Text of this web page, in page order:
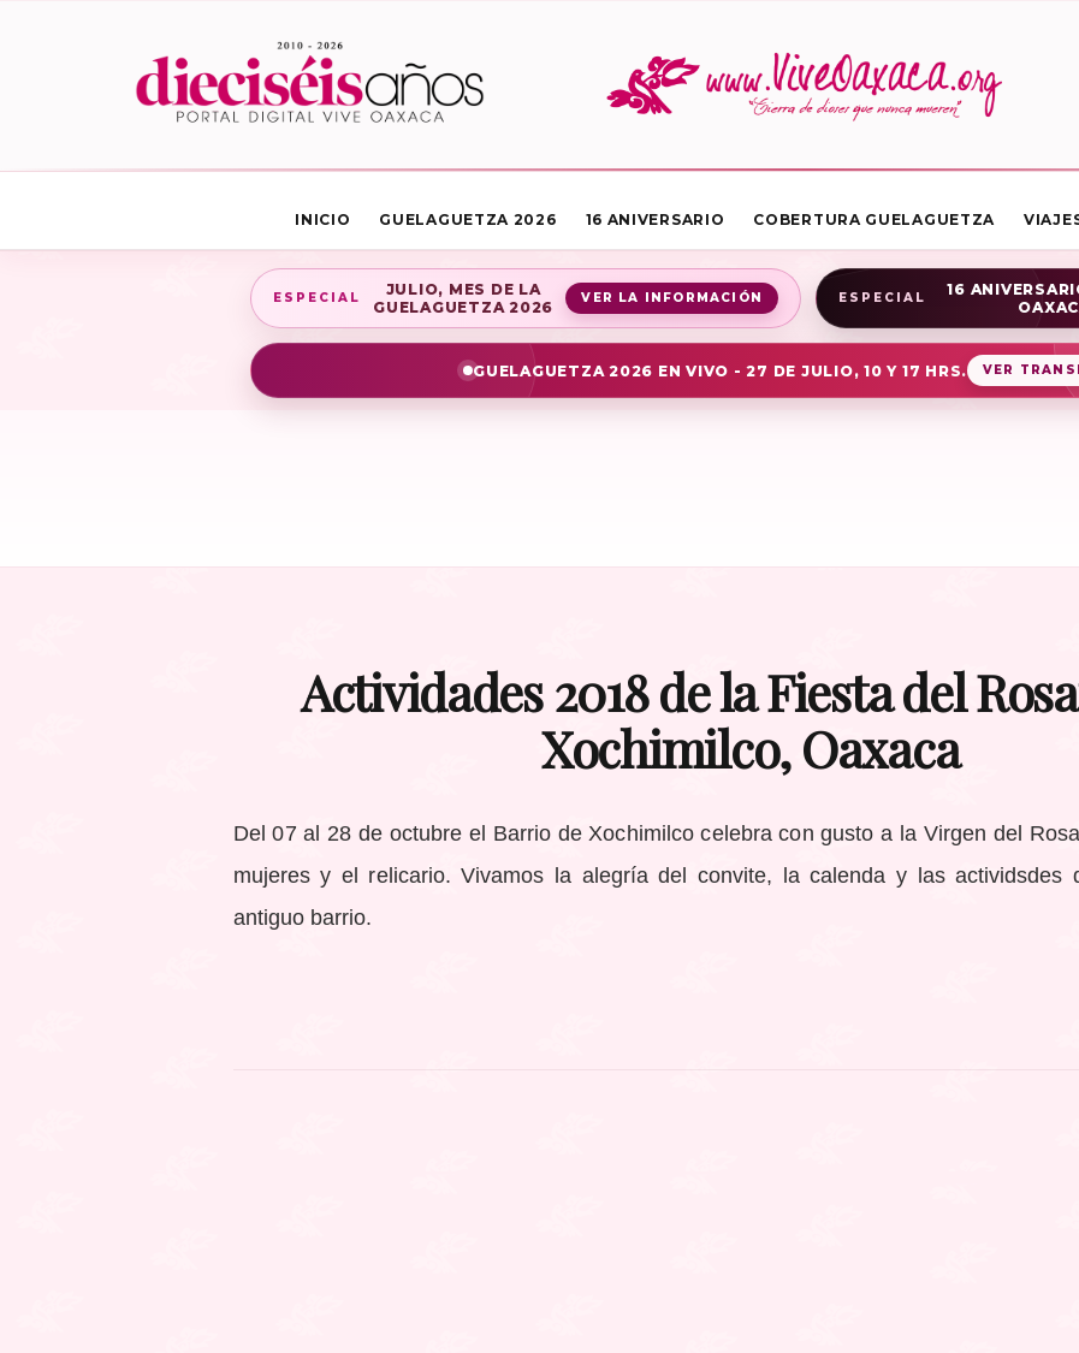
INICIO GUELAGUETZA 2026 16 ANIVERSARIO COBERTURA GUELAGUETZA
ESPECIAL
JULIO, MES DE LA
GUELAGUETZA 2026
VER LA INFORMACIÓN ESPECIAL
16
GUELAGUETZA 2026 EN VIVO - 27 DE JULIO, 10 Y 17 HRS. VER
Actividades 2018 de la Fiesta del
Xochimilco, Oaxaca
Del 07 al 28 de octubre el Barrio de Xochimilco celebra con gusto a la Virgen del
mujeres y el relicario. Vivamos la alegría del convite, la calenda y las actividsdes
antiguo barrio.